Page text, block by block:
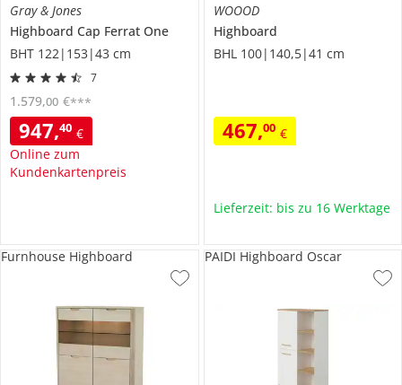
Gray & Jones
Highboard Cap Ferrat One
BHT 122|153|43 cm
7
947,40 €
Online zum
Kundenkartenpreis
1.579,00 €***
WOOOD
Highboard
BHL 100|140,5|41 cm
467,00 €
Lieferzeit: bis zu 16 Werktage
Furnhouse Highboard PAIDI Highboard Oscar